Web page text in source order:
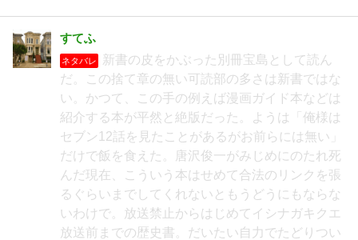
すてふ
ネタバレ
新書の皮をかぶった別冊宝島として読ん
だ。この捨て章の無い可読部の多さは新書ではな
い。かつて、この手の例えば漫画ガイド本などは
紹介する本が平然と絶版だった。ようは「俺様は
セブン12話を見たことがあるがお前らには無い」
だけで飯を食えた。唐沢俊一がみじめにのたれ死
んだ現在、こういう本はせめて合法のリンクを張
るぐらいまでしてくれないともうどうにもならな
いわけで。放送禁止からはじめてイシナガキクエ
放送前までの歴史書。だいたい自力でたどりつい